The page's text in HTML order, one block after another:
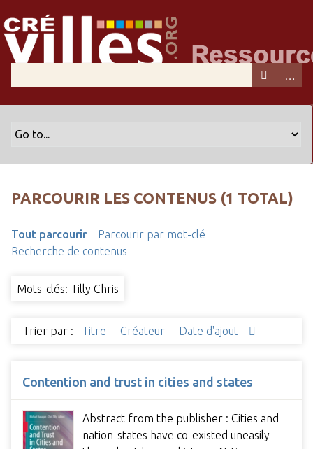
PARCOURIR LES CONTENUS (1 TOTAL)
Tout parcourir
Parcourir par mot-clé
Recherche de contenus
Mots-clés: Tilly Chris
Trier par : Titre Créateur Date d'ajout
Contention and trust in cities and states
Abstract from the publisher : Cities and
nation-states have co-existed uneasily